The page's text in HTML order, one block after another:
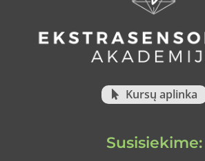
Kursų aplinka
Susisiekime: